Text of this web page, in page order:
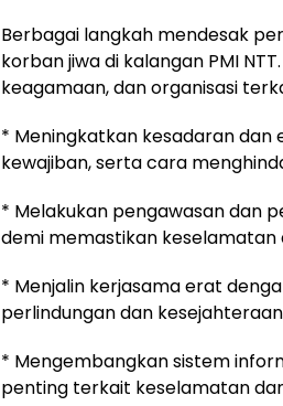
Berbagai langkah mendesak
korban jiwa di kalangan PMI
keagamaan, dan organisasi
* Meningkatkan kesadaran dan
kewajiban, serta cara
* Melakukan pengawasan dan
demi memastikan
* Menjalin kerjasama erat
perlindungan dan kesejahteraan
* Mengembangkan sistem
penting terkait keselamatan